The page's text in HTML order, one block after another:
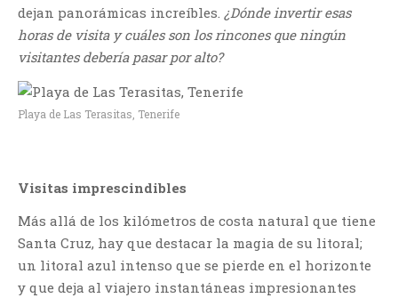
dejan panorámicas increíbles. ¿Dónde invertir esas
horas de visita y cuáles son los rincones que ningún
visitantes debería pasar por alto?
Playa de Las Terasitas, Tenerife
Visitas imprescindibles
Más allá de los kilómetros de costa natural que tiene
Santa Cruz, hay que destacar la magia de su litoral;
un litoral azul intenso que se pierde en el horizonte
y que deja al viajero instantáneas impresionantes